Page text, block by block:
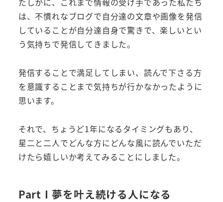
は、不慣れなブログで自分達の文章や画像を発信
していることが自分達自身で驚きで、楽しいとい
う気持ちで発信してきました。
発信することで満足してしまい、読んで下さる方
を意識することまで気持ちが行かなかったように
思います。
それで、ちょうど1年になるタイミングもあり、
星二と二人でどんな方にどんな風に読んでいただ
けたら嬉しいか考えてみることにしました。
Part I 夢を叶え続ける人になる